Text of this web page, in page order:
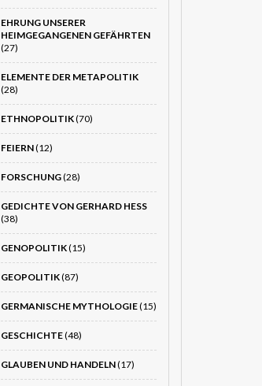
EHRUNG UNSERER
HEIMGEGANGENEN GEFÄHRTEN
(27)
ELEMENTE DER METAPOLITIK
(28)
ETHNOPOLITIK(70)
FEIERN(12)
FORSCHUNG(28)
GEDICHTE VON GERHARD HESS
(38)
GENOPOLITIK(15)
GEOPOLITIK(87)
GERMANISCHE MYTHOLOGIE(15)
GESCHICHTE(48)
GLAUBEN UND HANDELN(17)